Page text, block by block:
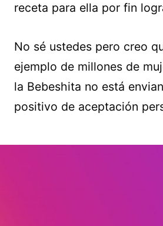
receta para ella por fin
No sé ustedes pero creo
ejemplo de millones de
la Bebeshita no está
positivo de aceptación